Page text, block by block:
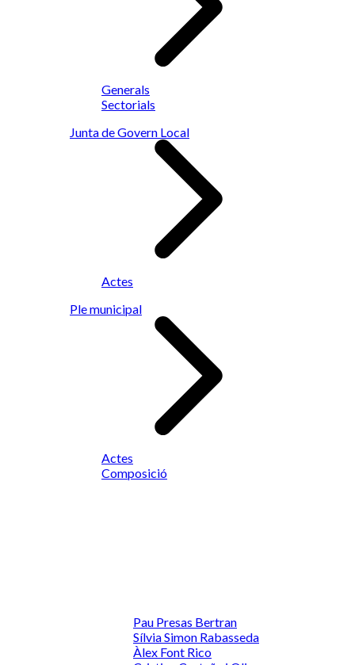
Generals
Sectorials
Junta de Govern Local
Actes
Ple municipal
Actes
Composició
Pau Presas Bertran
Sílvia Simon Rabasseda
Àlex Font Rico